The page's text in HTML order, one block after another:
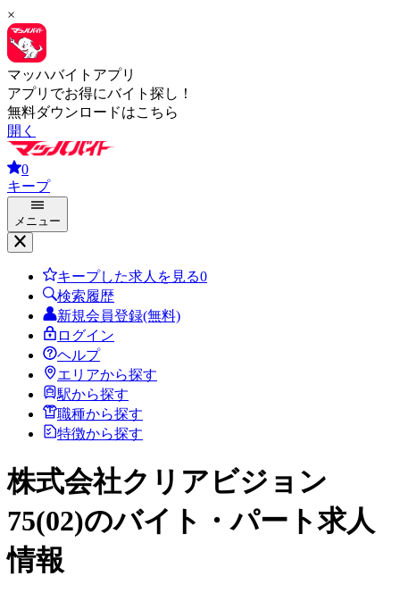
×
マッハバイトアプリ
アプリでお得にバイト探し！
無料ダウンロードはこちら
開く
0
キープ
メニュー
キープした求人を見る0
検索履歴
新規会員登録(無料)
ログイン
ヘルプ
エリアから探す
駅から探す
職種から探す
特徴から探す
株式会社クリアビジョン
75(02)のバイト・パート求人
情報